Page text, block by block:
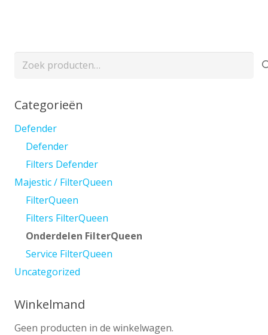
Zoeken
Categorieën
Defender
Defender
Filters Defender
Majestic / FilterQueen
FilterQueen
Filters FilterQueen
Onderdelen FilterQueen
Service FilterQueen
Uncategorized
Winkelmand
Geen producten in de winkelwagen.